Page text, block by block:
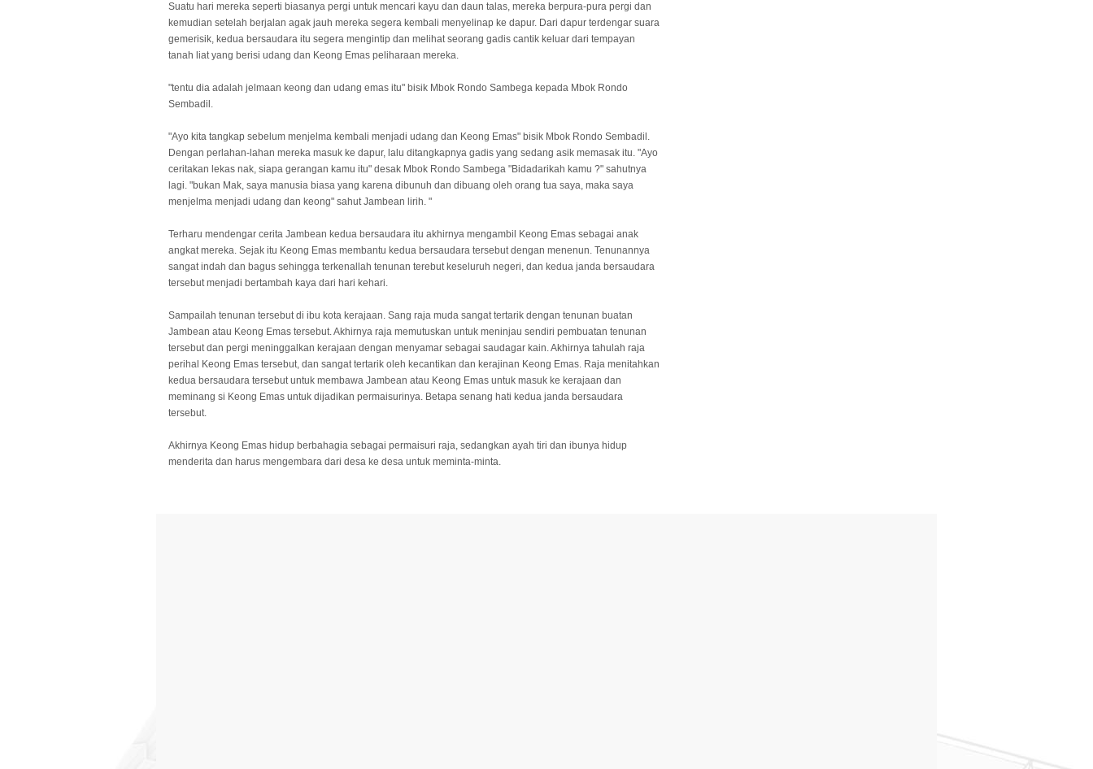
Suatu hari mereka seperti biasanya pergi untuk mencari kayu dan daun talas, mereka berpura-pura pergi dan
kemudian setelah berjalan agak jauh mereka segera kembali menyelinap ke dapur. Dari dapur terdengar suara
gemerisik, kedua bersaudara itu segera mengintip dan melihat seorang gadis cantik keluar dari tempayan
tanah liat yang berisi udang dan Keong Emas peliharaan mereka.
"tentu dia adalah jelmaan keong dan udang emas itu" bisik Mbok Rondo Sambega kepada Mbok Rondo
Sembadil.
"Ayo kita tangkap sebelum menjelma kembali menjadi udang dan Keong Emas" bisik Mbok Rondo Sembadil.
Dengan perlahan-lahan mereka masuk ke dapur, lalu ditangkapnya gadis yang sedang asik memasak itu. "Ayo
ceritakan lekas nak, siapa gerangan kamu itu" desak Mbok Rondo Sambega "Bidadarikah kamu ?" sahutnya
lagi. "bukan Mak, saya manusia biasa yang karena dibunuh dan dibuang oleh orang tua saya, maka saya
menjelma menjadi udang dan keong" sahut Jambean lirih. "
Terharu mendengar cerita Jambean kedua bersaudara itu akhirnya mengambil Keong Emas sebagai anak
angkat mereka. Sejak itu Keong Emas membantu kedua bersaudara tersebut dengan menenun. Tenunannya
sangat indah dan bagus sehingga terkenallah tenunan terebut keseluruh negeri, dan kedua janda bersaudara
tersebut menjadi bertambah kaya dari hari kehari.
Sampailah tenunan tersebut di ibu kota kerajaan. Sang raja muda sangat tertarik dengan tenunan buatan
Jambean atau Keong Emas tersebut. Akhirnya raja memutuskan untuk meninjau sendiri pembuatan tenunan
tersebut dan pergi meninggalkan kerajaan dengan menyamar sebagai saudagar kain. Akhirnya tahulah raja
perihal Keong Emas tersebut, dan sangat tertarik oleh kecantikan dan kerajinan Keong Emas. Raja menitahkan
kedua bersaudara tersebut untuk membawa Jambean atau Keong Emas untuk masuk ke kerajaan dan
meminang si Keong Emas untuk dijadikan permaisurinya. Betapa senang hati kedua janda bersaudara
tersebut.
Akhirnya Keong Emas hidup berbahagia sebagai permaisuri raja, sedangkan ayah tiri dan ibunya hidup
menderita dan harus mengembara dari desa ke desa untuk meminta-minta.